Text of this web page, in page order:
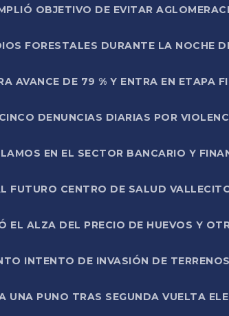
OBJETIVO DE EVITAR
FORESTALES DURANTE LA NOCHE
AVANCE DE 79 % Y ENTRA EN ETAPA
DENUNCIAS DIARIAS POR
EN EL SECTOR BANCARIO Y
FUTURO CENTRO DE SALUD
EL ALZA DEL PRECIO DE HUEVOS Y
INTENTO DE INVASIÓN DE
UNA PUNO TRAS SEGUNDA VUELTA